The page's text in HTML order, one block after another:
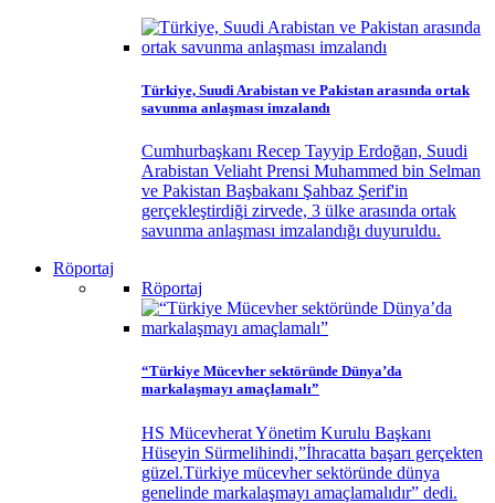
Türkiye, Suudi Arabistan ve Pakistan arasında ortak
savunma anlaşması imzalandı
Cumhurbaşkanı Recep Tayyip Erdoğan, Suudi
Arabistan Veliaht Prensi Muhammed bin Selman
ve Pakistan Başbakanı Şahbaz Şerif'in
gerçekleştirdiği zirvede, 3 ülke arasında ortak
savunma anlaşması imzalandığı duyuruldu.
Röportaj
Röportaj
“Türkiye Mücevher sektöründe Dünya’da
markalaşmayı amaçlamalı”
HS Mücevherat Yönetim Kurulu Başkanı
Hüseyin Sürmelihindi,”İhracatta başarı gerçekten
güzel.Türkiye mücevher sektöründe dünya
genelinde markalaşmayı amaçlamalıdır” dedi.